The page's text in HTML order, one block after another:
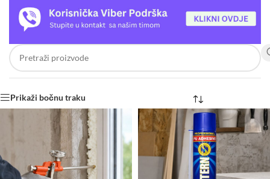
Prikaži bočnu traku